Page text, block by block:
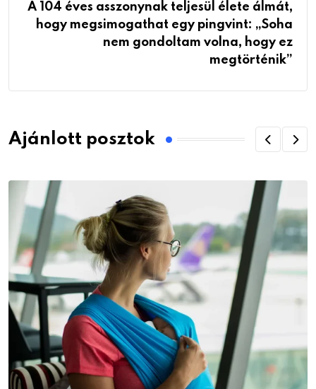
A 104 éves asszonynak teljesül élete álmát,
hogy megsimogathat egy pingvint: „Soha
nem gondoltam volna, hogy ez
megtörténik”
Ajánlott posztok